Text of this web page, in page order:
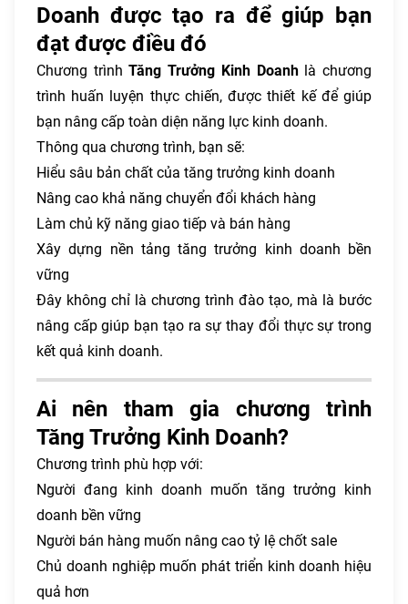
Doanh được tạo ra để giúp bạn
đạt được điều đó
Chương trìnhTăng Trưởng Kinh Doanhlà chương
trình huấn luyện thực chiến, được thiết kế để giúp
bạn nâng cấp toàn diện năng lực kinh doanh.
Thông qua chương trình, bạn sẽ:
Hiểu sâu bản chất của tăng trưởng kinh doanh
Nâng cao khả năng chuyển đổi khách hàng
Làm chủ kỹ năng giao tiếp và bán hàng
Xây dựng nền tảng tăng trưởng kinh doanh bền
vững
Đây không chỉ là chương trình đào tạo, mà là bước
nâng cấp giúp bạn tạo ra sự thay đổi thực sự trong
kết quả kinh doanh.
Ai nên tham gia chương trình
Tăng Trưởng Kinh Doanh?
Chương trình phù hợp với:
Người đang kinh doanh muốn tăng trưởng kinh
doanh bền vững
Người bán hàng muốn nâng cao tỷ lệ chốt sale
Chủ doanh nghiệp muốn phát triển kinh doanh hiệu
quả hơn